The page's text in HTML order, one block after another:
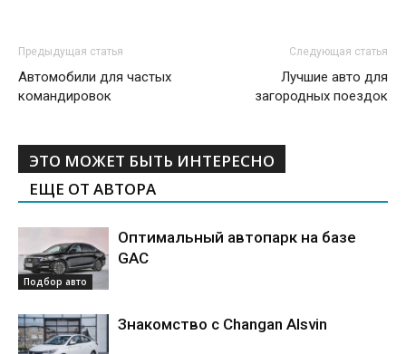
Предыдущая статья
Автомобили для частых
командировок
Следующая статья
Лучшие авто для
загородных поездок
ЭТО МОЖЕТ БЫТЬ ИНТЕРЕСНО
ЕЩЕ ОТ АВТОРА
Подбор авто
Оптимальный автопарк на базе
GAC
Знакомство с Changan Alsvin